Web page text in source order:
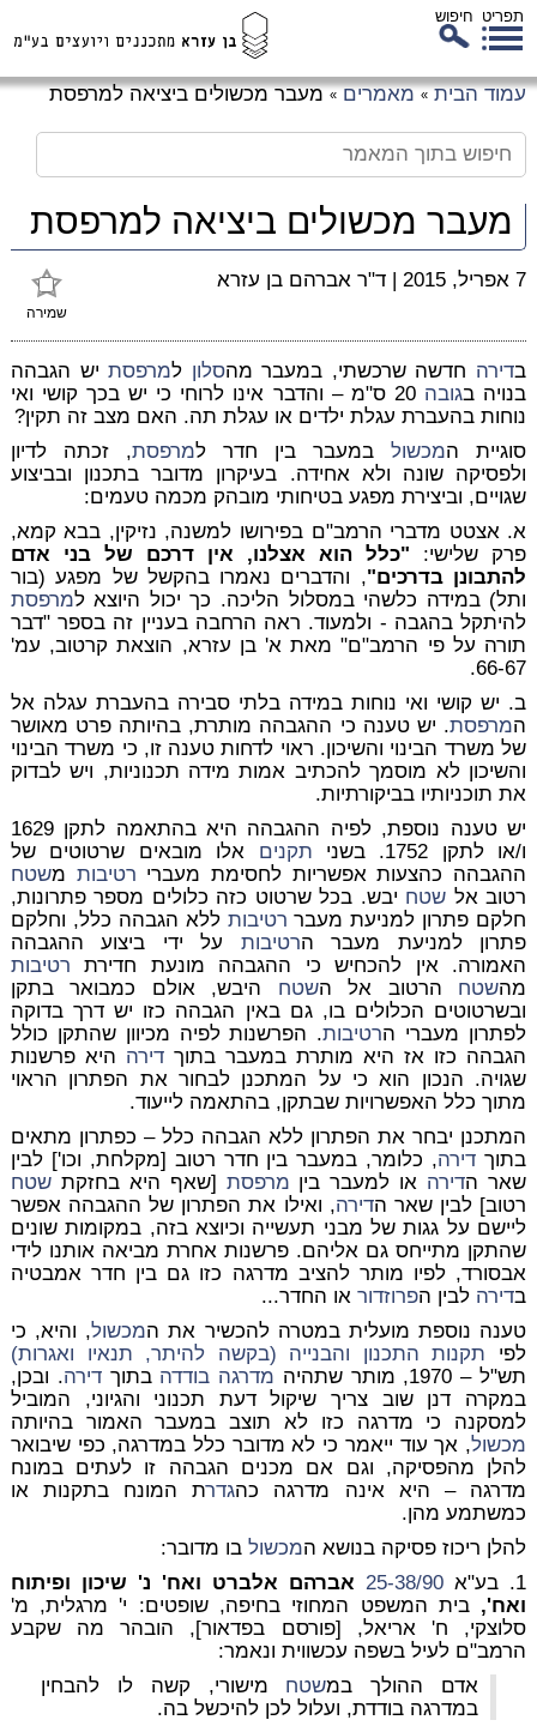
תפריט חיפוש
עמוד הבית » מאמרים » מעבר מכשולים ביציאה למרפסת
מעבר מכשולים ביציאה למרפסת
שמירה
7 אפריל, 2015 | ד"ר אברהם בן עזרא
בדירה חדשה שרכשתי, במעבר מהסלון למרפסתיש הגבהה
בנויה בגובה
20 ס"מ – והדבר אינו לרוחי כי יש בכך קושי ואי
נוחות בהעברת עגלת ילדים או עגלת תה. האם מצב זה תקין?
סוגיית המכשולבמעבר בין חדר למרפסת, זכתה לדיון
ולפסיקה שונה ולא אחידה. בעיקרון מדובר בתכנון ובביצוע
שגויים, וביצירת מפגע בטיחותי מובהק מכמה טעמים:
א. אצטט מדברי הרמב"ם בפירושו למשנה, נזיקין, בבא קמא,
פרק שלישי: "כלל הוא אצלנו, אין דרכם של בני אדם
להתבונן בדרכים", והדברים נאמרו בהקשל של מפגע (בור
ותל) במידה כלשהי במסלול הליכה. כך יכול היוצא למרפסת
להיתקל בהגבה - ולמעוד. ראה הרחבה בעניין זה בספר "דבר
תורה על פי הרמב"ם" מאת א' בן עזרא, הוצאת קרטוב, עמ'
66-67.
ב. יש קושי ואי נוחות במידה בלתי סבירה בהעברת עגלה אל
המרפסת. יש טענה כי ההגבהה מותרת, בהיותה פרט מאושר
של משרד הבינוי והשיכון. ראוי לדחות טענה זו, כי משרד הבינוי
והשיכון לא מוסמך להכתיב אמות מידה תכנוניות, ויש לבדוק
את תוכניותיו בביקורתיות.
יש טענה נוספת, לפיה ההגבהה היא בהתאמה לתקן 1629
ו/או לתקן 1752. בשני
תקנים אלו מובאים שרטוטים של
ההגבהה כהצעות אפשריות לחסימת מעברי רטיבות משטח
רטוב אל שטח יבש. בכל שרטוט כזה כלולים מספר פתרונות,
חלקם פתרון למניעת מעבר רטיבות ללא הגבהה כלל, וחלקם
פתרון למניעת מעבר הרטיבות על ידי ביצוע ההגבהה
האמורה. אין להכחיש כי ההגבהה מונעת חדירת רטיבות
מהשטח הרטוב אל השטח היבש, אולם כמבואר בתקן
ובשרטוטים הכלולים בו, גם באין הגבהה כזו יש דרך בדוקה
לפתרון מעברי הרטיבות. הפרשנות לפיה מכיוון שהתקן כולל
הגבהה כזו אז היא מותרת במעבר בתוךדירה היא פרשנות
שגויה. הנכון הוא כי על המתכנן לבחור את הפתרון הראוי
מתוך כלל האפשרויות שבתקן, בהתאמה לייעוד.
המתכנן יבחר את הפתרון ללא הגבהה כלל – כפתרון מתאים
בתוך דירה, כלומר, במעבר בין חדר רטוב [מקלחת, וכו'] לבין
שאר הדירה או למעבר בין מרפסת [שאף היא בחזקתשטח
רטוב] לבין שאר הדירה, ואילו את הפתרון של ההגבהה אפשר
ליישם על גגות של מבני תעשייה וכיוצא בזה, במקומות שונים
שהתקן מתייחס גם אליהם. פרשנות אחרת מביאה אותנו לידי
אבסורד, לפיו מותר להציב מדרגה כזו גם בין חדר אמבטיה
בדירה לבין הפרוזדוראו החדר...
טענה נוספת מועלית במטרה להכשיר את המכשול, והיא, כי
לפי תקנות התכנון והבנייה (בקשה להיתר, תנאיו ואגרות)
תש"ל – 1970, מותר שתהיה
מדרגה בודדה בתוךדירה. ובכן,
במקרה דנן שוב צריך שיקול דעת תכנוני והגיוני, המוביל
למסקנה כי מדרגה כזו לא תוצב במעבר האמור בהיותה
מכשול, אך עוד ייאמר כי לא מדובר כלל במדרגה, כפי שיבואר
להלן מהפסיקה, וגם אם מכנים הגבהה זו לעתים במונח
מדרגה – היא אינה מדרגה כהגדרת המונח בתקנות או
כמשתמע מהן.
להלן ריכוז פסיקה בנושא המכשולבו מדובר:
1. בע"א
25-38/90 אברהם אלברט ואח' נ' שיכון ופיתוח
ואח',בית המשפט המחוזי בחיפה, שופטים: י' מרגלית, מ'
סלוצקי, ח' אריאל, [פורסם בפדאור], הובהר מה שקבע
הרמב"ם לעיל בשפה עכשווית ונאמר:
אדם ההולך במשטח מישורי, קשה לו להבחין
במדרגה בודדת, ועלול לכן להיכשל בה.